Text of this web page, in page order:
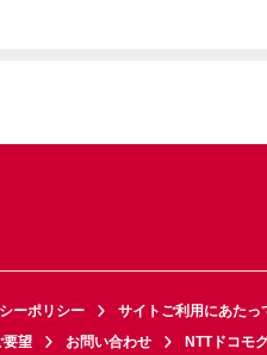
ーポリシー サイトご利用にあたっ
要望 お問い合わせ NTTドコモ